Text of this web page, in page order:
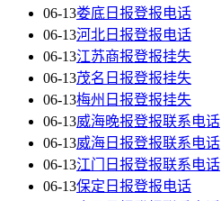
06-13娄底日报登报电话
06-13河北日报登报电话
06-13江苏商报登报挂失
06-13茂名日报登报挂失
06-13梅州日报登报挂失
06-13威海晚报登报联系电话
06-13威海日报登报联系电话
06-13江门日报登报联系电话
06-13保定日报登报电话